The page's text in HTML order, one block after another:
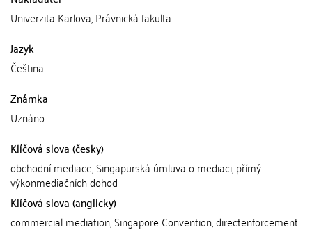
Univerzita Karlova, Právnická fakulta
Jazyk
Čeština
Známka
Uznáno
Klíčová slova (česky)
obchodní mediace, Singapurská úmluva o mediaci, přímý
výkonmediačních dohod
Klíčová slova (anglicky)
commercial mediation, Singapore Convention, directenforcement